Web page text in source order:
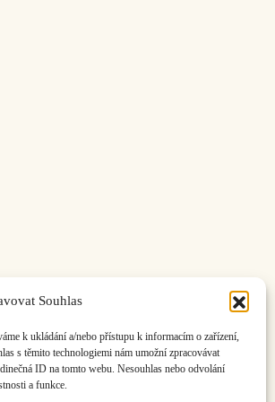
Souhlas
k ukládání a/nebo přístupu k informacím o zařízení,
s těmito technologiemi nám umožní zpracovávat
ID na tomto webu. Nesouhlas nebo odvolání
a funkce.